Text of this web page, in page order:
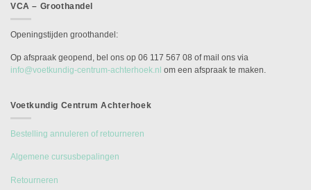
VCA – Groothandel
Openingstijden groothandel:
Op afspraak geopend, bel ons op 06 117 567 08 of mail ons via
info@voetkundig-centrum-achterhoek.nl om een afspraak te maken.
Voetkundig Centrum Achterhoek
Bestelling annuleren of retourneren
Algemene cursusbepalingen
Retourneren